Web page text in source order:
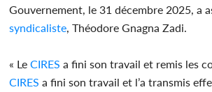
Gouvernement, le 31 décembre 2025, a
syndicaliste , Théodore Gnagna Zadi.
« LeCIRES a fini son travail et remis les
CIRES a fini son travail et l’a transmis